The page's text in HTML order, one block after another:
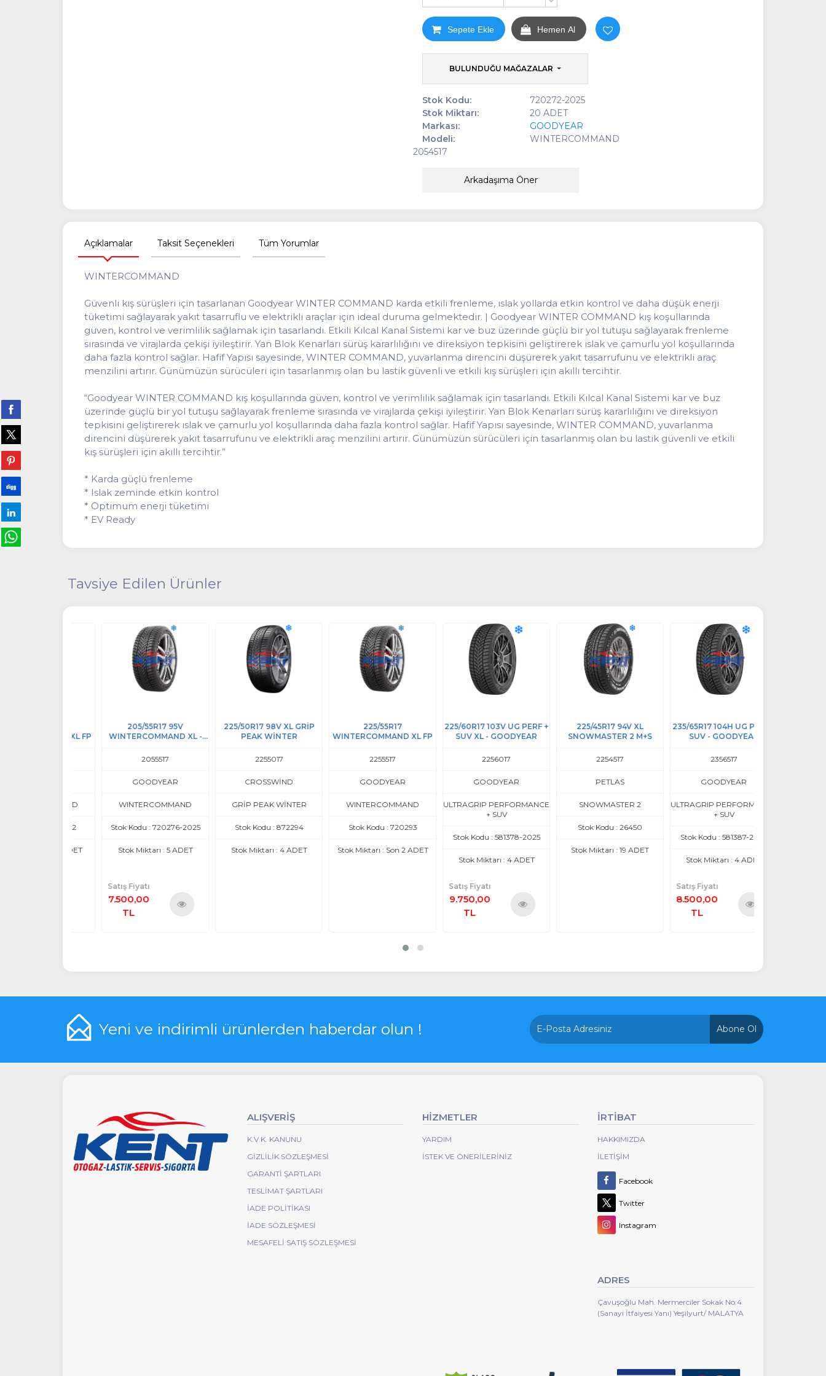
Sepete Ekle Hemen Al
BULUNDUĞU MAĞAZALAR
Stok Kodu:
720272-2025
Stok Miktarı:
20 ADET
Markası:
GOODYEAR
Modeli:
WINTERCOMMAND
2054517
Arkadaşıma Öner
Açıklamalar Taksit Seçenekleri Tüm Yorumlar
WINTERCOMMAND
Güvenli kış sürüşleri için tasarlanan Goodyear WINTER COMMAND karda etkili frenleme, ıslak yollarda etkin kontrol ve daha düşük enerji
tüketimi sağlayarak yakıt tasarruflu ve elektrikli araçlar için ideal duruma gelmektedir. | Goodyear WINTER COMMAND kış koşullarında
güven, kontrol ve verimlilik sağlamak için tasarlandı. Etkili Kılcal Kanal Sistemi kar ve buz üzerinde güçlü bir yol tutuşu sağlayarak frenleme
sırasında ve virajlarda çekişi iyileştirir. Yan Blok Kenarları sürüş kararlılığını ve direksiyon tepkisini geliştirerek ıslak ve çamurlu yol koşullarında
daha fazla kontrol sağlar. Hafif Yapısı sayesinde, WINTER COMMAND, yuvarlanma direncini düşürerek yakıt tasarrufunu ve elektrikli araç
menzilini artırır. Günümüzün sürücüleri için tasarlanmış olan bu lastik güvenli ve etkili kış sürüşleri için akıllı tercihtir.
“Goodyear WINTER COMMAND kış koşullarında güven, kontrol ve verimlilik sağlamak için tasarlandı. Etkili Kılcal Kanal Sistemi kar ve buz
üzerinde güçlü bir yol tutuşu sağlayarak frenleme sırasında ve virajlarda çekişi iyileştirir. Yan Blok Kenarları sürüş kararlılığını ve direksiyon
tepkisini geliştirerek ıslak ve çamurlu yol koşullarında daha fazla kontrol sağlar. Hafif Yapısı sayesinde, WINTER COMMAND, yuvarlanma
direncini düşürerek yakıt tasarrufunu ve elektrikli araç menzilini artırır. Günümüzün sürücüleri için tasarlanmış olan bu lastik güvenli ve etkili
kış sürüşleri için akıllı tercihtir.”
* Karda güçlü frenleme
* Islak zeminde etkin kontrol
* Optimum enerji tüketimi
* EV Ready
Tavsiye Edilen Ürünler
205/55R17 95V
WINTERCOMMAND XL -
2055517
GOODYEAR
WINTERCOMMAND
Stok Kodu : 720276-2025
Stok Miktarı : 5 ADET
Satış Fiyatı
7.500,00
225/50R17 98V XL GRİP
PEAK WİNTER
2255017
CROSSWİND
GRİP PEAK WİNTER
Stok Kodu : 872294
Stok Miktarı : 4 ADET
225/55R17
WINTERCOMMAND XL FP
GOODYEAR
WINTERCOMMAND
Stok Kodu : 720293
Stok Miktarı : Son 2 ADET
225/60R17 103V UG PERF +
SUV XL - GOODYEAR
2256017
GOODYEAR
ULTRAGRIP PERFORMANCE
Stok Kodu : 581378-2025
Stok Miktarı : 4 ADET
Satış Fiyatı
9.750,00
225/45R17 94V XL
SNOWMASTER 2 M+S
2254517
PETLAS
SNOWMASTER 2
Stok Kodu : 26450
Stok Miktarı : 19 ADET
235/65R17 104H UG PERF +
SUV - GOODYEAR
2356517
GOODYEAR
ULTRAGRIP PERFORMANCE
Stok Kodu : 581387-2025
Stok Miktarı : 4 ADET
Satış Fiyatı
8.500,00
Yeni ve indirimli ürünlerden haberdar olun ! Abone Ol
ALIŞVERİŞ
K.V.K. KANUNU
GIZLILIK SÖZLEŞMESI
GARANTI ŞARTLARI
TESLIMAT ŞARTLARI
İADE POLITIKASI
İADE SÖZLEŞMESI
MESAFELİ SATIŞ SÖZLEŞMESİ
HİZMETLER
YARDIM
İSTEK VE ÖNERILERINIZ
İRTİBAT
HAKKIMIZDA
İLETIŞIM
Facebook
Twitter
Instagram
ADRES
Çavuşoğlu Mah. Mermerciler Sokak No:4
(Sanayi İtfaiyesi Yanı) Yeşilyurt/ MALATYA